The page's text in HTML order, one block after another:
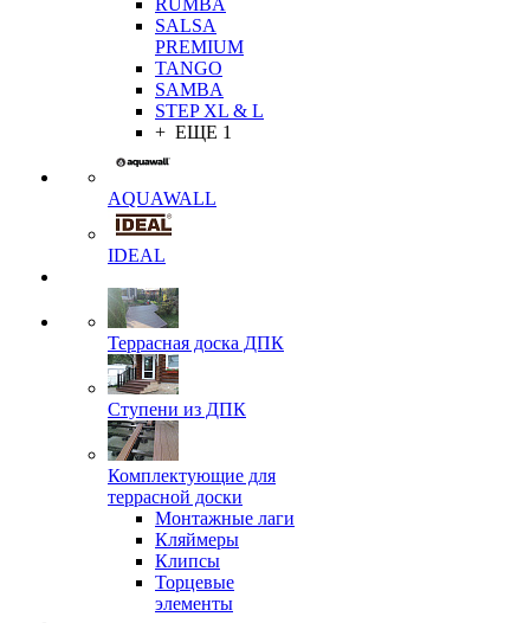
RUMBA
SALSA
PREMIUM
TANGO
SAMBA
STEP XL & L
+ ЕЩЕ 1
AQUAWALL
IDEAL
Террасная доска ДПК
Ступени из ДПК
Комплектующие для
террасной доски
Монтажные лаги
Кляймеры
Клипсы
Торцевые
элементы